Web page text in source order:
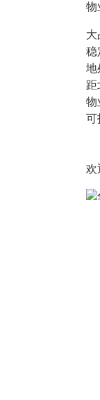
物
大
稳
地
距
物
可
欢